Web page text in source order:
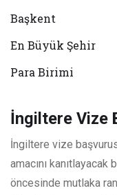
Başkent
En Büyük Şehir
Para Birimi
İngiltere Vize
İngiltere vize
amacını kanıtlayacak
öncesinde mutlaka